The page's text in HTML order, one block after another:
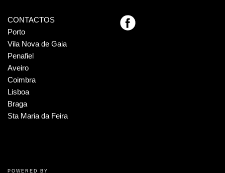
CONTACTOS
Porto
Vila Nova de Gaia
Penafiel
Aveiro
Coimbra
Lisboa
Braga
Sta Maria da Feira
POWERED BY